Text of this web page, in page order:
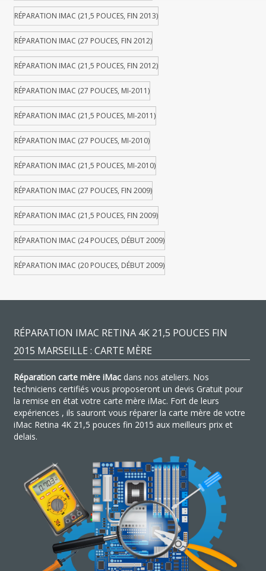
RÉPARATION IMAC (21,5 POUCES, FIN 2013)
RÉPARATION IMAC (27 POUCES, FIN 2012)
RÉPARATION IMAC (21,5 POUCES, FIN 2012)
RÉPARATION IMAC (27 POUCES, MI-2011)
RÉPARATION IMAC (21,5 POUCES, MI-2011)
RÉPARATION IMAC (27 POUCES, MI-2010)
RÉPARATION IMAC (21,5 POUCES, MI-2010)
RÉPARATION IMAC (27 POUCES, FIN 2009)
RÉPARATION IMAC (21,5 POUCES, FIN 2009)
RÉPARATION IMAC (24 POUCES, DÉBUT 2009)
RÉPARATION IMAC (20 POUCES, DÉBUT 2009)
RÉPARATION IMAC RETINA 4K 21,5 POUCES FIN
2015 MARSEILLE : CARTE MÈRE
Réparation carte mère iMacdans nos ateliers. Nos
techniciens certifiés vous proposeront un devis Gratuit pour
la remise en état votre carte mère iMac. Fort de leurs
expériences , ils sauront vous réparer la carte mère de votre
iMac Retina 4K 21,5 pouces fin 2015 aux meilleurs prix et
delais.